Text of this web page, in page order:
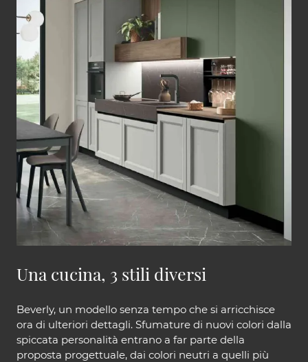
Una cucina, 3 stili diversi
Beverly, un modello senza tempo che si arricchisce
ora di ulteriori dettagli. Sfumature di nuovi colori dalla
spiccata personalità entrano a far parte della
proposta progettuale, dai colori neutri a quelli più